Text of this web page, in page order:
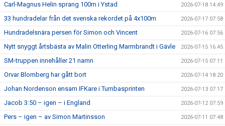
Carl-Magnus Helin sprang 100m i Ystad 2026-07-18 14:49
33 hundradelar från det svenska rekordet på 4x100m 2026-07-17 07:58
Hundradelsnära persen för Simon och Vincent 2026-07-16 07:56
Nytt snyggt årtsbästa av Malin Otterling Marmbrandt i Gävle 2026-07-15 16:45
SM-truppen innehåller 21 namn 2026-07-15 07:11
Orvar Blomberg har gått bort 2026-07-14 18:20
Johan Nordenson ensam IFKare i Tumbasprinten 2026-07-13 07:17
Jacob 3:50 – igen – i England 2026-07-12 07:59
Pers – igen – av Simon Martinsson 2026-07-11 07:48